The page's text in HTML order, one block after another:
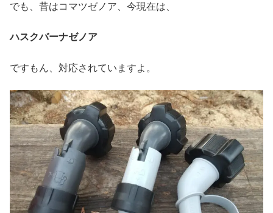
でも、昔はコマツゼノア、今現在は、
ハスクバーナゼノア
ですもん、対応されていますよ。